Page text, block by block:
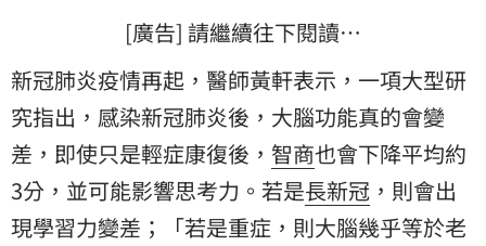
[廣告] 請繼續往下閱讀…
新冠肺炎疫情再起，醫師黃軒表示，一項大型研
究指出，感染新冠肺炎後，大腦功能真的會變
差，即使只是輕症康復後， 智商也會下降平均約
3分，並可能影響思考力。若是長新冠 ，則會出
現學習力變差；「若是重症，則大腦幾乎等於老